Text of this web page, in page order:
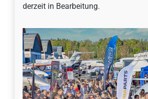
derzeit in Bearbeitung.